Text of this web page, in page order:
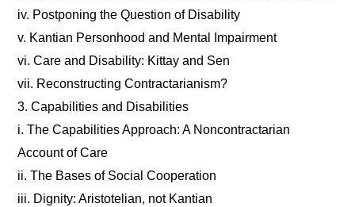
iv. Postponing the Question of Disability
v. Kantian Personhood and Mental Impairment
vi. Care and Disability: Kittay and Sen
vii. Reconstructing Contractarianism?
3. Capabilities and Disabilities
i. The Capabilities Approach: A Noncontractarian
Account of Care
ii. The Bases of Social Cooperation
iii. Dignity: Aristotelian, not Kantian